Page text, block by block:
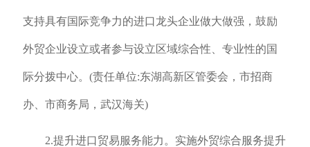
支持具有国际竞争力的进口龙头企业做大做强，鼓励
外贸企业设立或者参与设立区域综合性、专业性的国
际分拨中心。(责任单位:东湖高新区管委会，市招商
办、市商务局，武汉海关)
2.提升进口贸易服务能力。实施外贸综合服务提升